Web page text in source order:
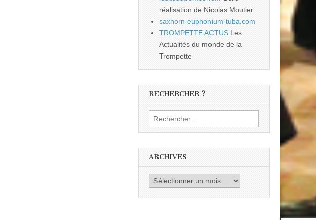
réalisation de Nicolas Moutier
saxhorn-euphonium-tuba.com
TROMPETTE ACTUS Les
Actualités du monde de la
Trompette
RECHERCHER ?
Rechercher :
ARCHIVES
Archives